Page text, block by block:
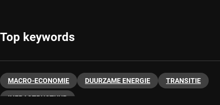
Top keywords
MACRO-ECONOMIE DUURZAME ENERGIE TRANSITIE
INFRASTRUCTUUR